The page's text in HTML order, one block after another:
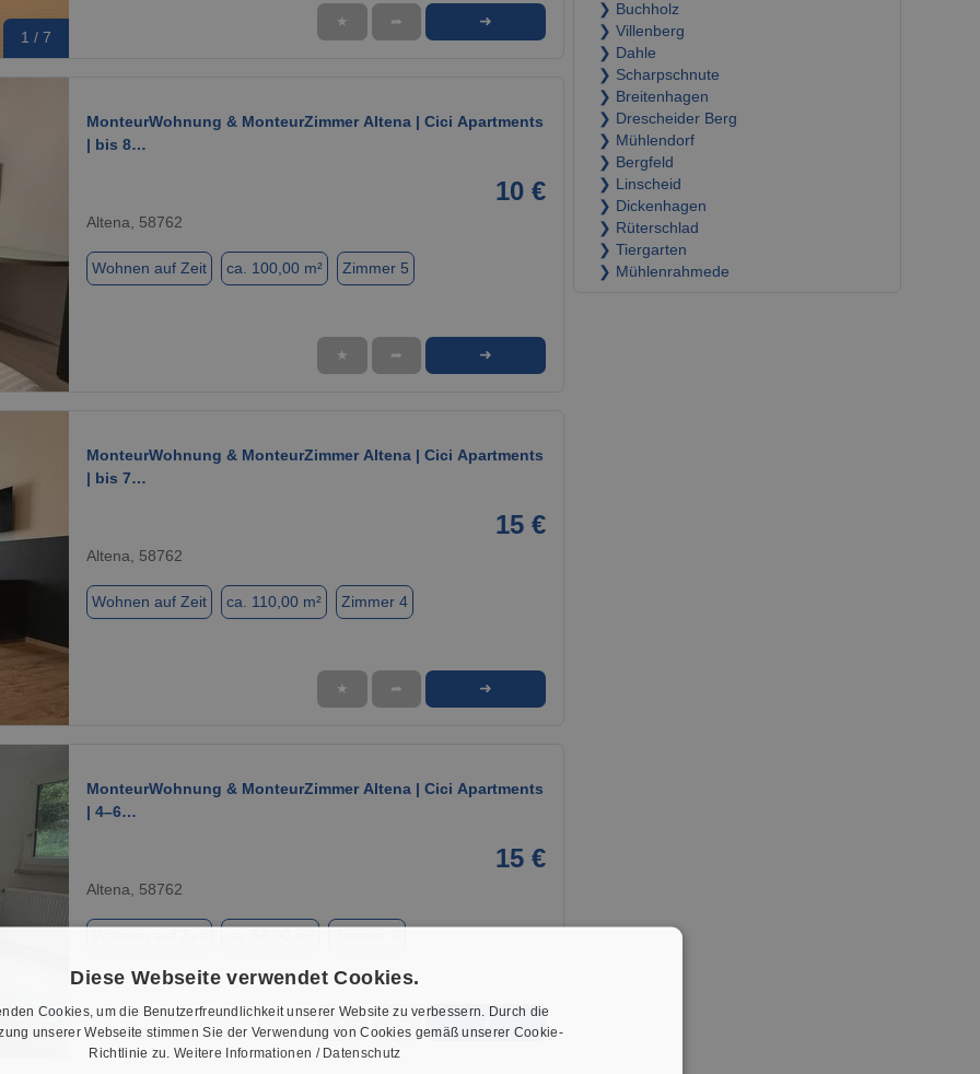
1 / 7
★ ➦ ➜
1 / 7
MonteurWohnung & MonteurZimmer Altena | Cici Apartments
| bis 8…
10 €
Altena, 58762
Wohnen auf Zeit ca. 100,00 m² Zimmer 5
★ ➦ ➜
MonteurWohnung & MonteurZimmer Altena | Cici Apartments
| bis 7…
15 €
Altena, 58762
Wohnen auf Zeit ca. 110,00 m² Zimmer 4
★ ➦ ➜
1 / 13
MonteurWohnung & MonteurZimmer Altena | Cici Apartments
| 4–6…
15 €
Altena, 58762
❯ Buchholz
❯ Villenberg
❯ Dahle
❯ Scharpschnute
❯ Breitenhagen
❯ Drescheider Berg
❯ Mühlendorf
❯ Bergfeld
❯ Linscheid
❯ Dickenhagen
❯ Rüterschlad
❯ Tiergarten
❯ Mühlenrahmede
Diese Webseite verwendet Cookies.
Cookies, um die Benutzerfreundlichkeit unserer Website zu verbessern. Durch die
unserer Webseite stimmen Sie der Verwendung von Cookies gemäß unserer Cookie-
Richtlinie zu. Weitere Informationen / Datenschutz